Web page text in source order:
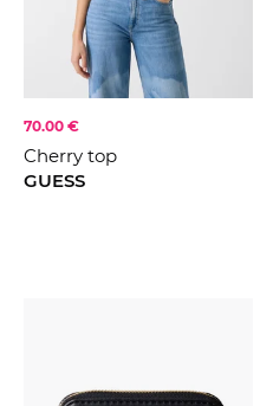
70.00 €
Cherry top
GUESS